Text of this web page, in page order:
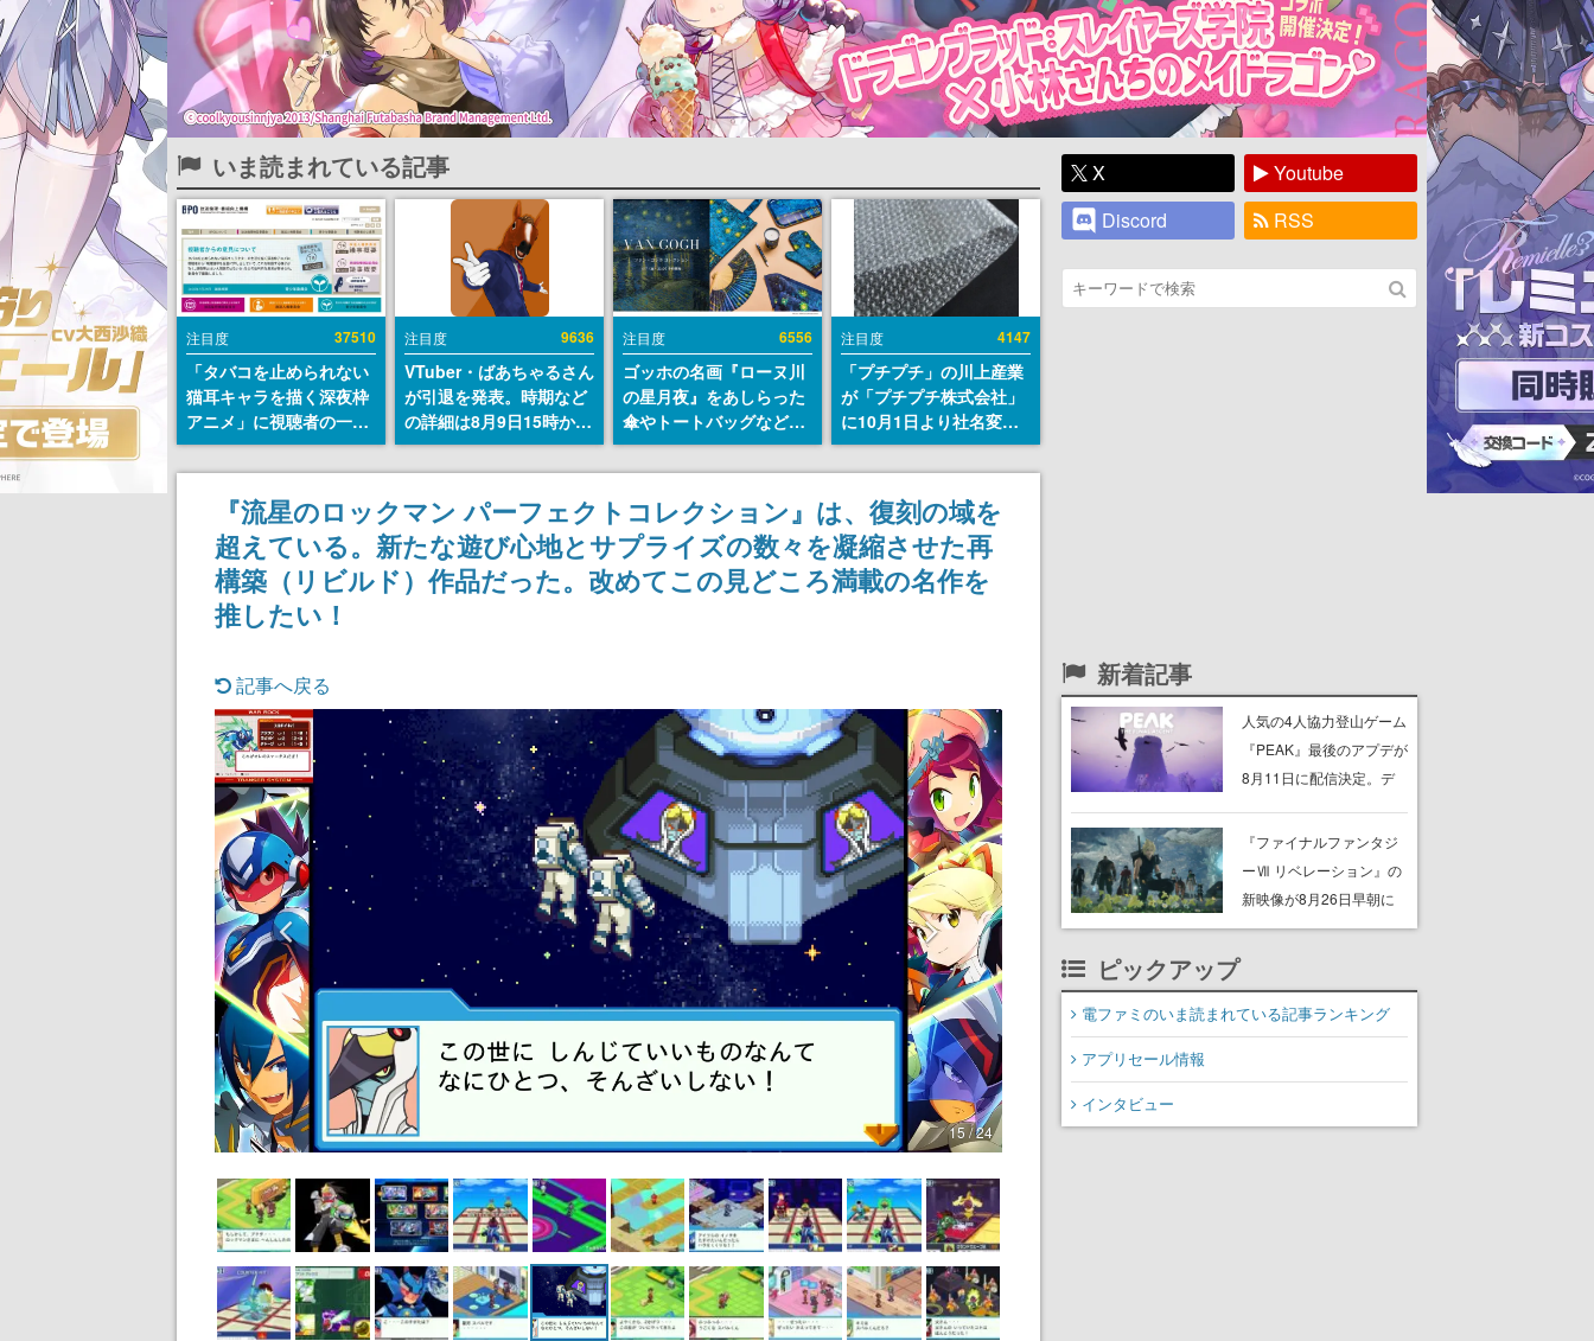
いま読まれている記事
注目度 37510
「タバコを止められない
猫耳キャラを描く深夜枠
アニメ」に視聴者の一部
から批判意見。違法薬物
の使用と思しき描写も含
めて、BPOが議論を交わ
注目度 9636
VTuber・ばあちゃるさん
が引退を発表。時期など
の詳細は8月9日15時から
の配信で説明
注目度 6556
ゴッホの名画『ローヌ川
の星月夜』をあしらった
傘やトートバッグなどが
登場。8月7日21時より2
日間限定で予約販売
注目度 4147
「プチプチ」の川上産業
が「プチプチ株式会社」
に10月1日より社名変更
へ。創業58年で初めての
変更で、“プチッ”と鳴る
おなじみの緩衝材が会社
の名前に
『流星のロックマン パーフェクトコレクション』は、復刻の域を
超えている。新たな遊び心地とサプライズの数々を凝縮させた再
構築（リビルド）作品だった。改めてこの見どころ満載の名作を
推したい！
記事へ戻る
15 / 24
X
Youtube
Discord
RSS
新着記事
人気の4人協力登山ゲーム
『PEAK』最後のアプデが
8月11日に配信決定。デ
れた“塔“のバイオーム
「GLOOM」と「THE
CITADEL」が登場し、火
『ファイナルファンタジ
ーⅦ リベレーション』の
新映像が8月26日早朝に
公開へ。『FF7』リメイ
ニングナイトライブにて
ディレクターの浜口直樹
ピックアップ
電ファミのいま読まれている記事ランキング
アプリセール情報
インタビュー